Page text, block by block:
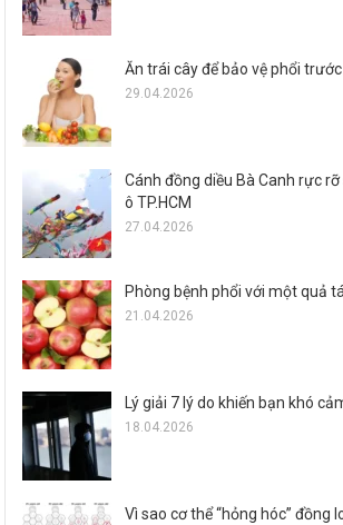
Ăn trái cây để bảo vệ phổi
29.04.2026
Cánh đồng diều Bà Canh rực
ô TP.HCM
27.04.2026
Phòng bệnh phổi với một quả
21.04.2026
Lý giải 7 lý do khiến bạn khó
18.04.2026
Vì sao cơ thể “hỏng hóc” đồng